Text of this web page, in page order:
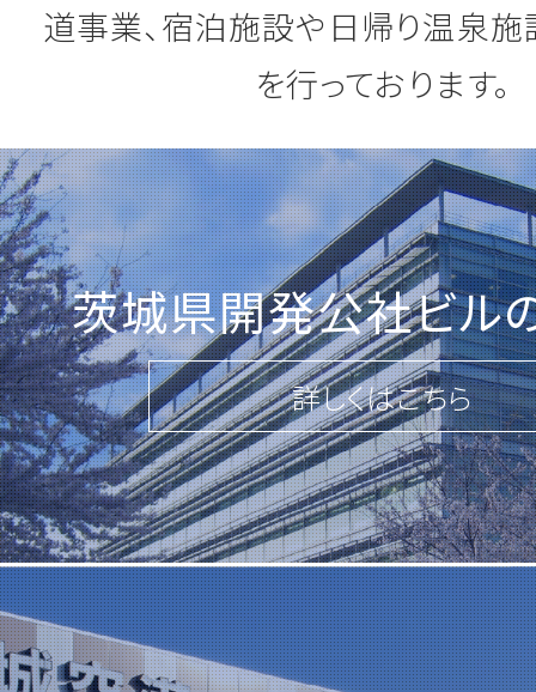
第76-50号 坂東山地区 上下水道管
一般競争入札のご案内 2026.03.4
「第83-3号 圏央道ＩＣ周辺地区(
事」
詳しくはこちら
一般競争入札のご案内 2026.02.27
「第80-24号 ひたちなか地区(第2期)
「第67-199号 北浦複合団地 伐木
1)」
道事業、宿泊施設や日帰り温泉
を行っております。
茨城県開発公社ビル
詳しくはこちら